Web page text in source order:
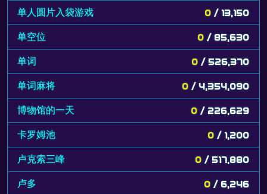
单人圆片入袋游戏 0 / 13,150
单空位 0 / 85,630
单词 0 / 526,370
单词麻将 0 / 4,354,090
博物馆的一天 0 / 226,629
卡罗姆池 0 / 1,200
卢克索三峰 0 / 517,880
卢多 0 / 6,246